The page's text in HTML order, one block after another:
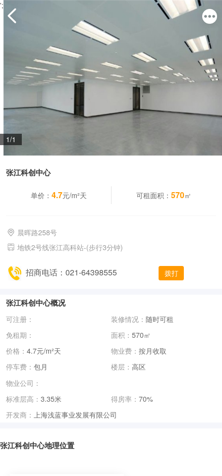
';
1/1
张江科创中心
单价： 4.7元/m²天 可租面积：570㎡
晨晖路258号
地铁2号线张江高科站-(步行3分钟)
招商电话：021-64398555 拨打
张江科创中心概况
可注册： 装修情况： 随时可租
免租期：
面积： 570㎡
价格： 4.7元/m²天 物业费： 按月收取
停车费： 包月 楼层： 高区
物业公司：
标准层高： 3.35米 得房率： 70%
开发商： 上海浅蓝事业发展有限公司
张江科创中心地理位置